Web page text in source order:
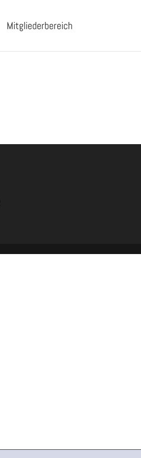
Mitgliederbereich